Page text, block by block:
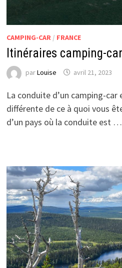
CAMPING-CAR/ FRANCE
Itinéraires camping-
parLouise avril 21, 2023
La conduite d’un camping-car
différente de ce à quoi vous
d’un pays où la conduite est …